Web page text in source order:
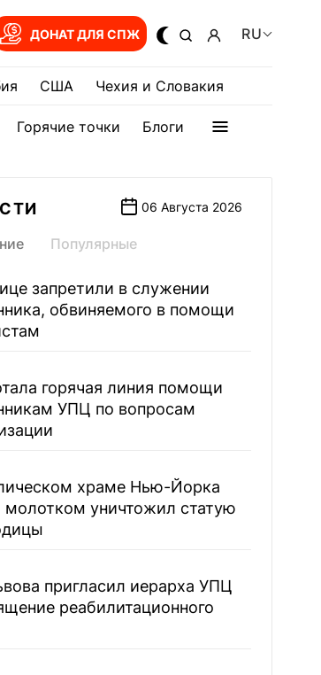
ДОНАТ ДЛЯ СПЖ RU
США Чехия и Словакия
Горячие точки Блоги
06 Августа 2026
Популярные
запретили в служении
обвиняемого в помощи
горячая линия помощи
УПЦ по вопросам
храме Нью-Йорка
молотком уничтожил статую
пригласил иерарха УПЦ
реабилитационного